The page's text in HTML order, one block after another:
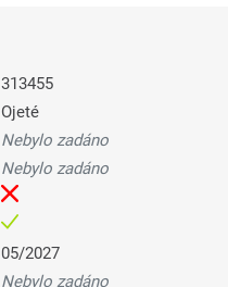
313455
Ojeté
Nebylo zadáno
Nebylo zadáno
05/2027
Nebylo zadáno